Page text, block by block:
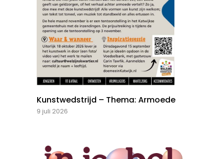
Kunstwedstrijd – Thema: Armoede
9 juli 2026